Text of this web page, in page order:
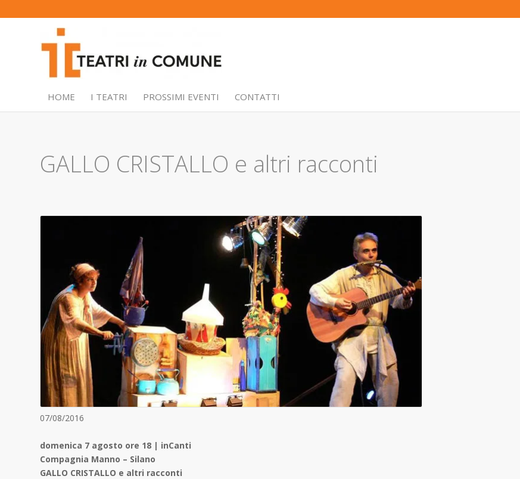
HOME I TEATRI PROSSIMI EVENTI CONTATTI
GALLO CRISTALLO e altri racconti
07/08/2016
domenica 7 agosto ore 18 | inCanti
Compagnia Manno – Silano
GALLO CRISTALLO e altri racconti